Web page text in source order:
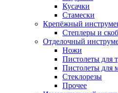
Кусачки
Стамески
Крепёжный
Степлеры и
Отделочный
Ножи
Пистолеты для
Пистолеты для
Стеклорезы
Прочее